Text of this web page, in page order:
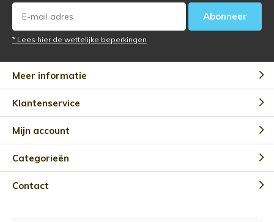
Abonneer
* Lees hier de wettelijke beperkingen
Meer informatie
Klantenservice
Mijn account
Categorieën
Contact